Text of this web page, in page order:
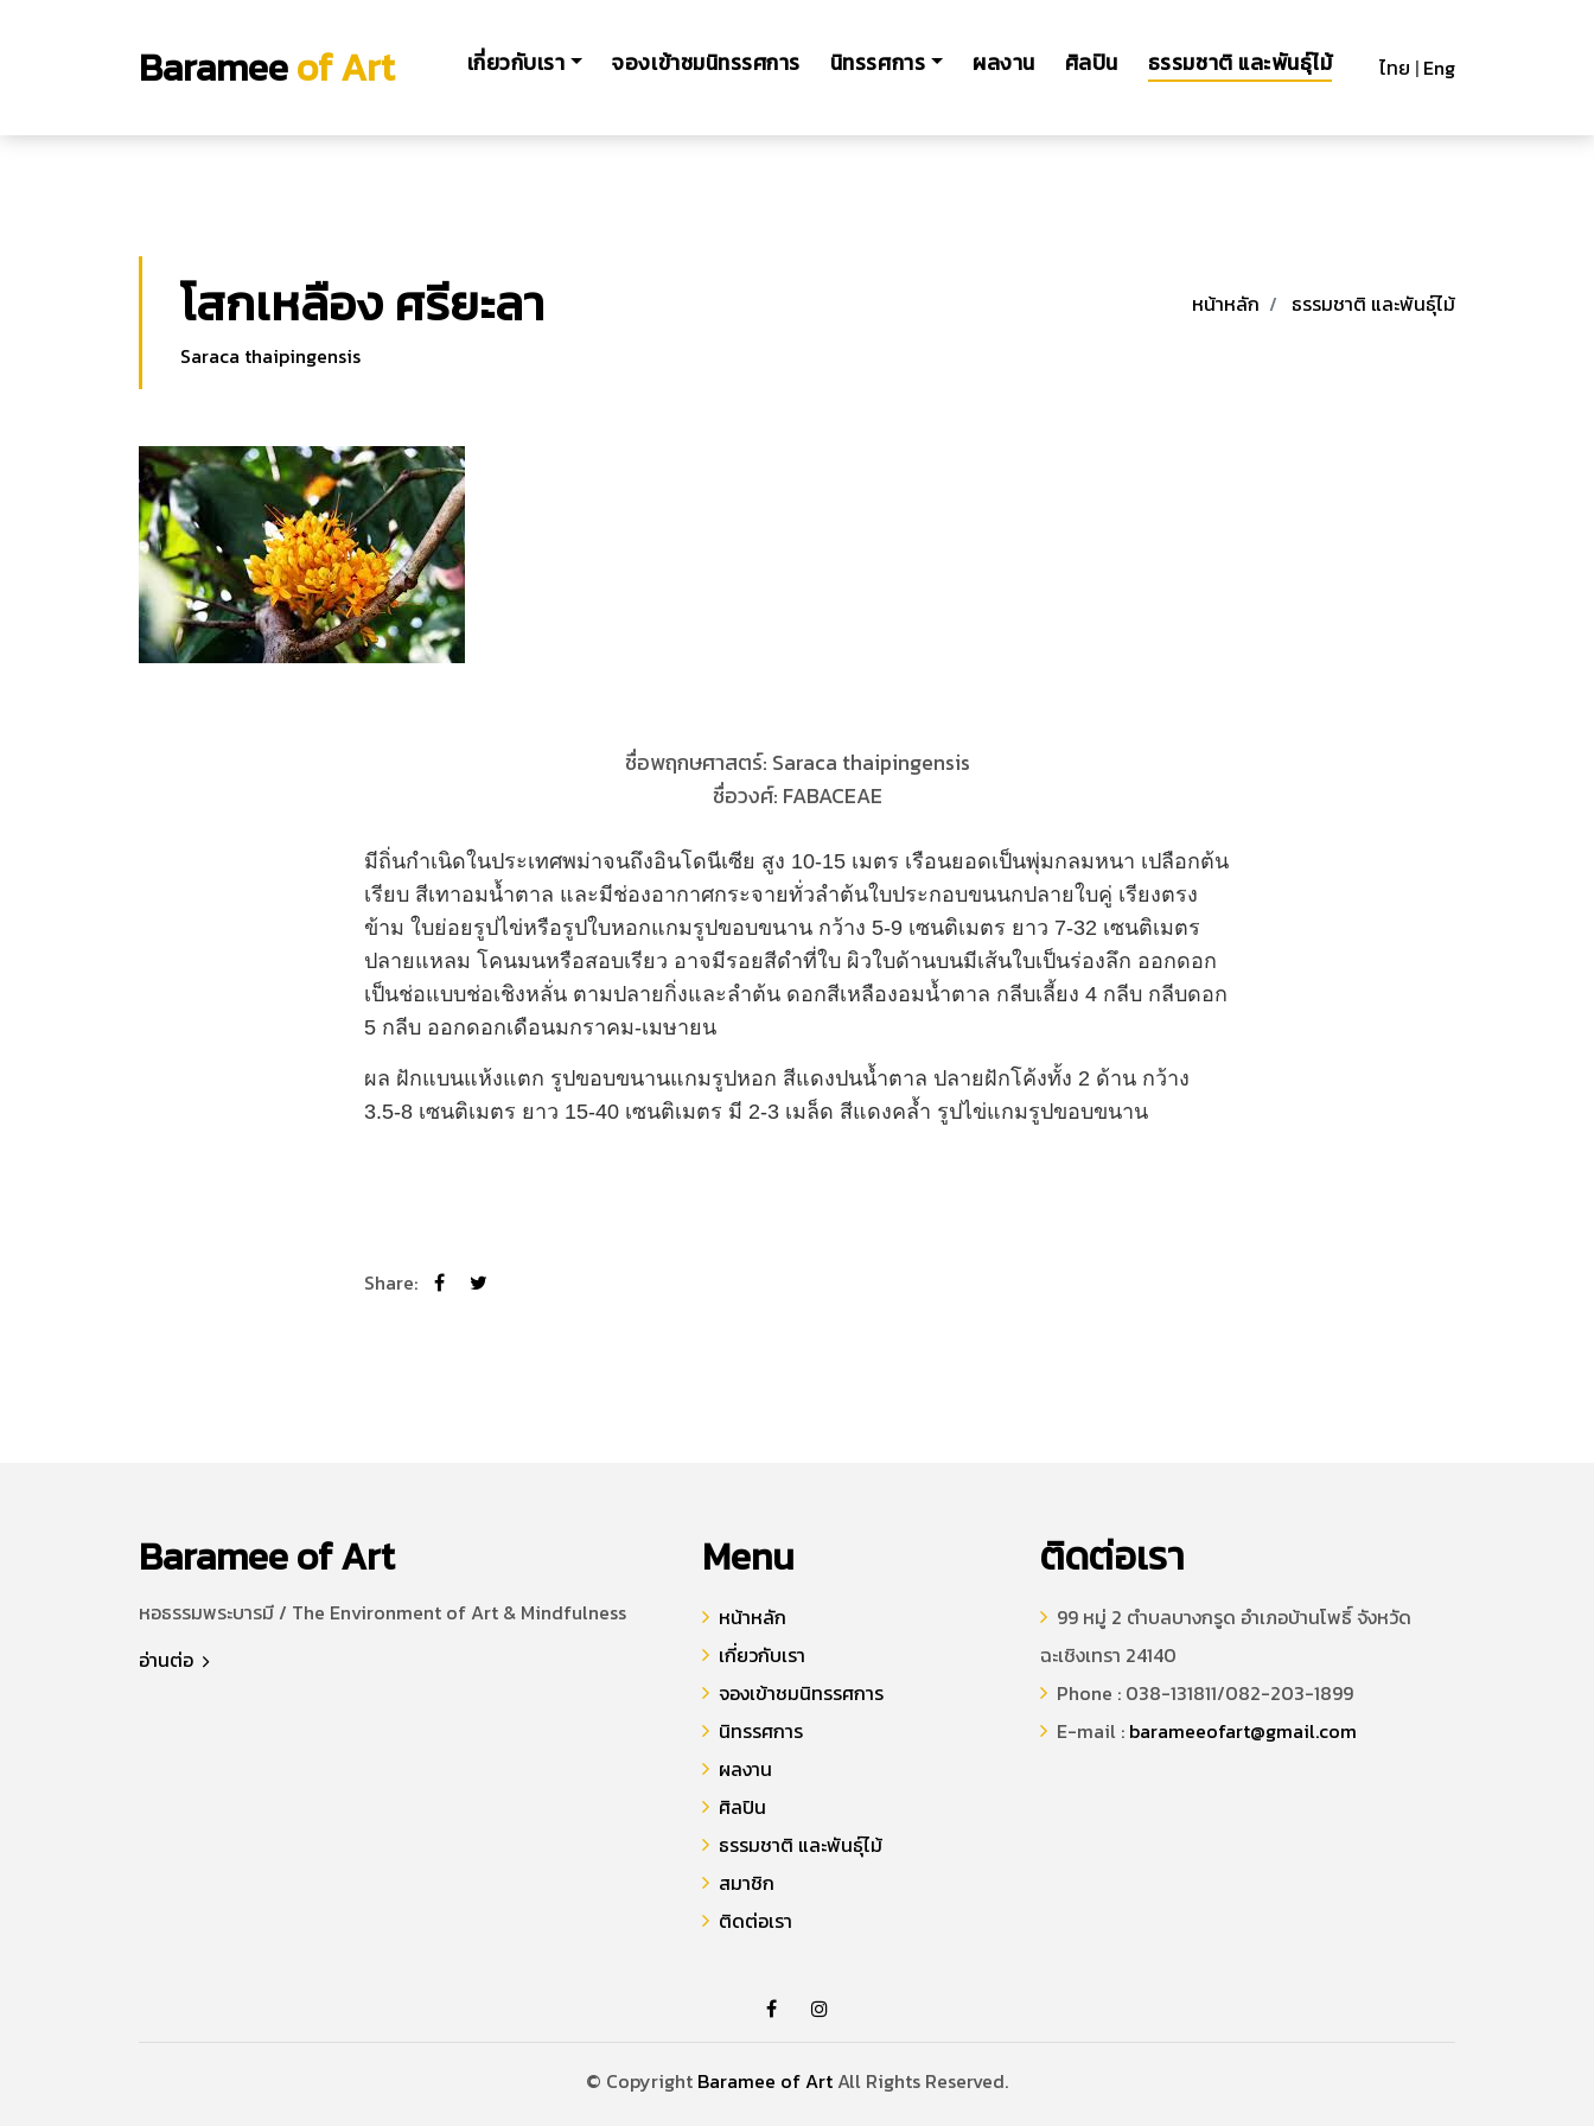
Barameeof Art เกี่ยวกับเรา จองเข้าชมนิทรรศการ นิทรรศการ ผลงาน ศิลปิน ธรรมชาติ และพันธุ์ไม้ ไทย | Eng
โสกเหลือง ศรียะลา
Saraca thaipingensis
หน้าหลัก ธรรมชาติ และพันธุ์ไม้
ชื่อพฤกษศาสตร์: Saraca thaipingensis
ชื่อวงศ์: FABACEAE
มีถิ่นกำเนิดในประเทศพม่าจนถึงอินโดนีเซีย สูง 10-15 เมตร เรือนยอดเป็นพุ่มกลมหนา เปลือกต้น
เรียบ สีเทาอมน้ำตาล และมีช่องอากาศกระจายทั่วลำต้นใบประกอบขนนกปลายใบคู่ เรียงตรง
ข้าม ใบย่อยรูปไข่หรือรูปใบหอกแกมรูปขอบขนาน กว้าง 5-9 เซนติเมตร ยาว 7-32 เซนติเมตร
ปลายแหลม โคนมนหรือสอบเรียว อาจมีรอยสีดำที่ใบ ผิวใบด้านบนมีเส้นใบเป็นร่องลึก ออกดอก
เป็นช่อแบบช่อเชิงหลั่น ตามปลายกิ่งและลำต้น ดอกสีเหลืองอมน้ำตาล กลีบเลี้ยง 4 กลีบ กลีบดอก
5 กลีบ ออกดอกเดือนมกราคม-เมษายน
ผล ฝักแบนแห้งแตก รูปขอบขนานแกมรูปหอก สีแดงปนน้ำตาล ปลายฝักโค้งทั้ง 2 ด้าน กว้าง
3.5-8 เซนติเมตร ยาว 15-40 เซนติเมตร มี 2-3 เมล็ด สีแดงคล้ำ รูปไข่แกมรูปขอบขนาน
Share:
Baramee of Art
หอธรรมพระบารมี / The Environment of Art & Mindfulness
อ่านต่อ
Menu
หน้าหลัก
เกี่ยวกับเรา
จองเข้าชมนิทรรศการ
นิทรรศการ
ผลงาน
ศิลปิน
ธรรมชาติ และพันธุ์ไม้
สมาชิก
ติดต่อเรา
ติดต่อเรา
99 หมู่ 2 ตำบลบางกรูด อำเภอบ้านโพธิ์ จังหวัด
ฉะเชิงเทรา 24140
Phone : 038-131811/082-203-1899
E-mail : barameeofart@gmail.com
© Copyright Baramee of Art All Rights Reserved.